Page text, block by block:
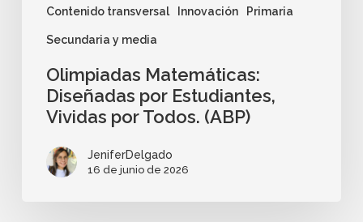
Contenido transversal Innovación Primaria
Secundaria y media
Olimpiadas Matemáticas:
Diseñadas por Estudiantes,
Vividas por Todos. (ABP)
JeniferDelgado
16 de junio de 2026